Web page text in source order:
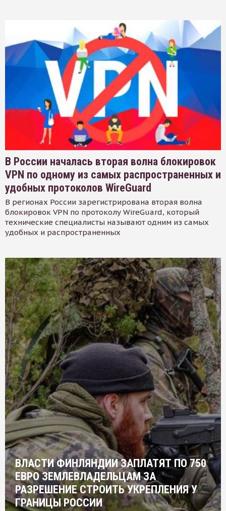
В России началась вторая волна блокировок
VPN по одному из самых распространенных и
удобных протоколов WireGuard
В регионах России зарегистрирована вторая волна
блокировок VPN по протоколу WireGuard, который
технические специалисты называют одним из самых
удобных и распространенных
ВЛАСТИ ФИНЛЯНДИИ ЗАПЛАТЯТ ПО 750
ЕВРО ЗЕМЛЕВЛАДЕЛЬЦАМ ЗА
РАЗРЕШЕНИЕ СТРОИТЬ УКРЕПЛЕНИЯ У
ГРАНИЦЫ РОССИИ